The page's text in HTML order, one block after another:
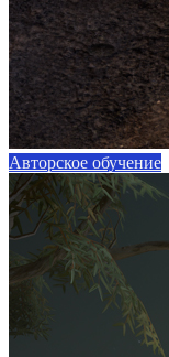
Авторское обучение